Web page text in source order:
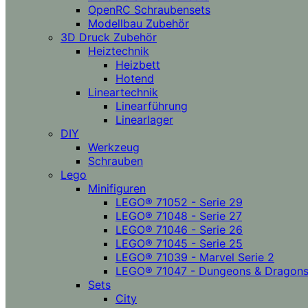
OpenRC Schraubensets
Modellbau Zubehör
3D Druck Zubehör
Heiztechnik
Heizbett
Hotend
Lineartechnik
Linearführung
Linearlager
DIY
Werkzeug
Schrauben
Lego
Minifiguren
LEGO® 71052 - Serie 29
LEGO® 71048 - Serie 27
LEGO® 71046 - Serie 26
LEGO® 71045 - Serie 25
LEGO® 71039 - Marvel Serie 2
LEGO® 71047 - Dungeons & Dragons
Sets
City